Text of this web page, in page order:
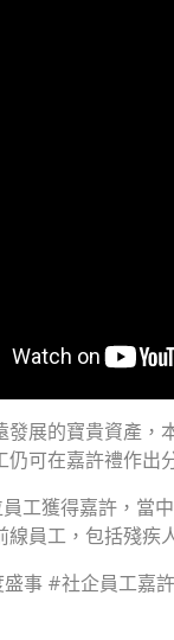
發展的寶貴資產
仍可在嘉許禮作出
工獲得嘉許，當
線員工，包括殘疾
事 #社企員工嘉